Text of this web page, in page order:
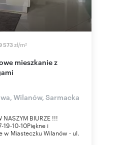
573zł/m2
Wilanów, Sarmacka
NASZYM BIURZE !!!
19-10-10Piękne i
w Miasteczku Wilanów - ul.